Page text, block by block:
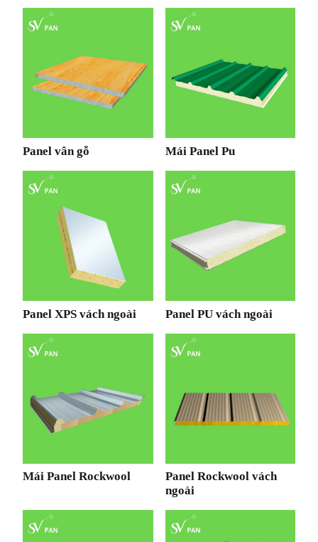
Panel vân gỗ Mái Panel Pu
Panel XPS vách ngoài Panel PU vách ngoài
Mái Panel Rockwool
Panel Rockwool vách
ngoài